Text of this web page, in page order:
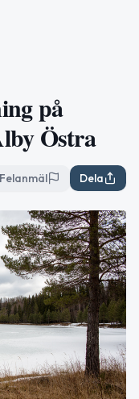
på
Östra
Felanmäl Dela